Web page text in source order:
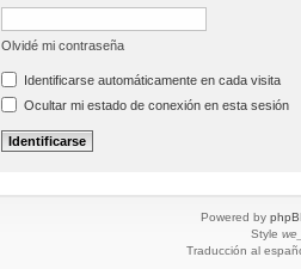
Olvidé mi contraseña
Identificarse automáticamente en cada visita
Ocultar mi estado de conexión en esta sesión
Powered by
Style
Traducción al